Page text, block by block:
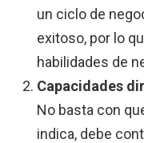
un ciclo de
exitoso, por lo
habilidades de
Capacidades
No basta con
indica, debe